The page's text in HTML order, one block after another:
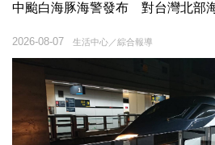
中颱白海豚海警發布 對台灣北部
生活中心／綜合報導
2026-08-07